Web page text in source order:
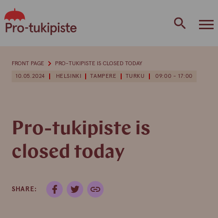
to
content
10.05.2024 HELSINKI TAMPERE TURKU 09:00 - 17:00
Pro-tukipiste is
closed today
SHARE:
FRONT PAGE PRO-TUKIPISTE IS CLOSED TODAY